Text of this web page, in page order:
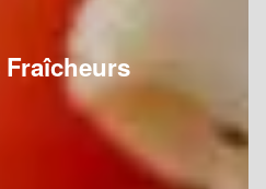
Fraîcheurs